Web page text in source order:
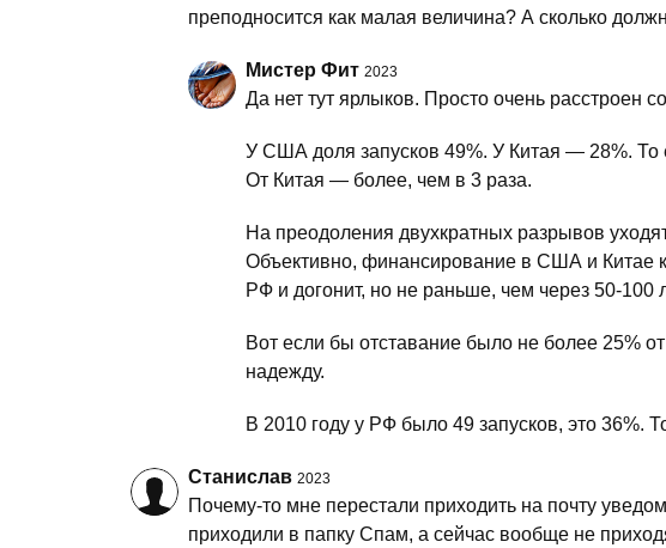
преподносится как малая величина? А сколько
Мистер Фит 2023
Да нет тут ярлыков. Просто очень расстроен
У США доля запусков 49%. У Китая — 28%. То
От Китая — более, чем в 3 раза.
На преодоления двухкратных разрывов
Объективно, финансирование в США и Китае
РФ и догонит, но не раньше, чем через 50-100
Вот если бы отставание было не более 25%
надежду.
В 2010 году у РФ было 49 запусков, это 36%.
Станислав 2023
Почему-то мне перестали приходить на почту
приходили в папку Спам, а сейчас вообще не